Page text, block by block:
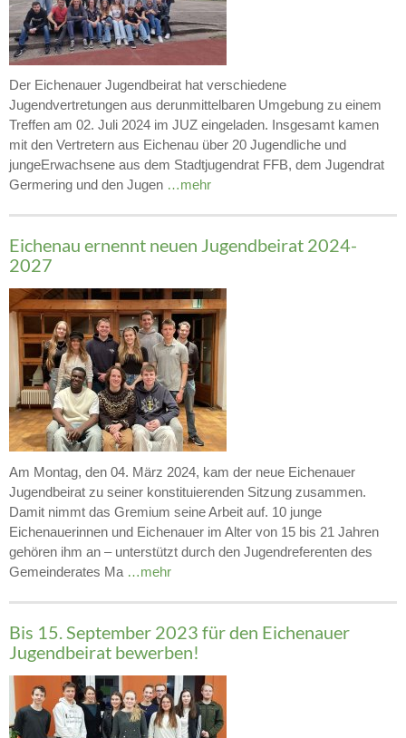
Der Eichenauer Jugendbeirat hat verschiedene
Jugendvertretungen aus derunmittelbaren Umgebung zu einem
Treffen am 02. Juli 2024 im JUZ eingeladen. Insgesamt kamen
mit den Vertretern aus Eichenau über 20 Jugendliche und
jungeErwachsene aus dem Stadtjugendrat FFB, dem Jugendrat
Germering und den Jugen …mehr
Eichenau ernennt neuen Jugendbeirat 2024-
2027
Am Montag, den 04. März 2024, kam der neue Eichenauer
Jugendbeirat zu seiner konstituierenden Sitzung zusammen.
Damit nimmt das Gremium seine Arbeit auf. 10 junge
Eichenauerinnen und Eichenauer im Alter von 15 bis 21 Jahren
gehören ihm an – unterstützt durch den Jugendreferenten des
Gemeinderates Ma …mehr
Bis 15. September 2023 für den Eichenauer
Jugendbeirat bewerben!